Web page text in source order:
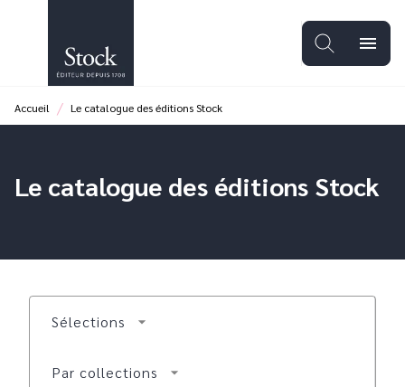
PIED DE PAGE
menu
Accueil / Le catalogue des éditions Stock
Le catalogue des éditions Stock
Sélections arrow_drop_down
Par collections arrow_drop_down